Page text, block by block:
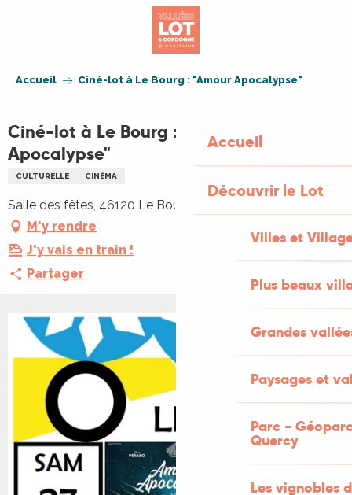
Accueil
Découvrir le Lot
Villes et
Plus beaux
Grandes
Paysages et
Parc -
Quercy
Les vignobles
Accueil Ciné-lot à Le Bourg : "Amour Apocalypse"
Ciné-lot à Le Bourg : "Amour
Apocalypse"
CULTURELLE CINÉMA
Salle des fêtes, 46120 Le Bourg
M'y rendre
J'y vais en train !
Partager